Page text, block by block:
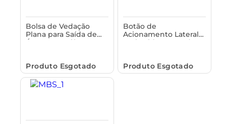
Bolsa de Vedação
Plana para Saída de
Água com Diâmetro
Produto Esgotado
Botão de
Acionamento Lateral
Embutido Cromado
Produto Esgotado